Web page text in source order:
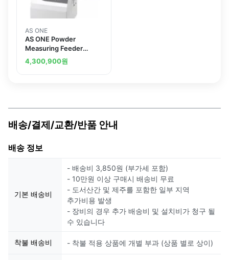
AS ONE
AS ONE Powder
Measuring Feeder
(Screw Type) PSF-
100SA
4,300,900원
배송/결제/교환/반품 안내
배송 정보
기본 배송비
- 배송비 3,850원 (부가세 포함)
- 10만원 이상 구매시 배송비 무료
- 도서산간 및 제주를 포함한 일부 지역
추가비용 발생
- 장비의 경우 추가 배송비 및 설치비가 청구 될
수 있습니다
착불 배송비 - 착불 적용 상품에 개별 부과 (상품 별로 상이)